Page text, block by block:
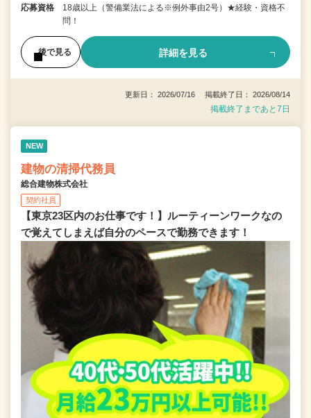
応募資格
18歳以上（警備業法による※例外事由2号）★経験・資格不
問！
後で見る 詳細を見る
更新日： 2026/07/16 掲載終了日： 2026/08/14
掲載終了まであと7日
NEW
建物の清掃代務員
総合建物株式会社
契約社員
【東京23区内のお仕事です！】ルーティーンワークなの
で覚えてしまえば自分のペースで勤務できます！